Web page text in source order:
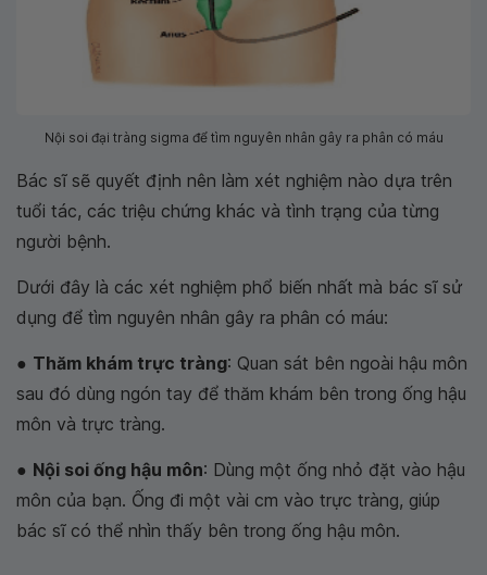
Nội soi đại tràng sigma để tìm nguyên nhân gây ra phân có máu
Bác sĩ sẽ quyết định nên làm xét nghiệm nào dựa trên
tuổi tác, các triệu chứng khác và tình trạng của từng
người bệnh.
Dưới đây là các xét nghiệm phổ biến nhất mà bác sĩ sử
dụng để tìm nguyên nhân gây ra phân có máu:
● Thăm khám trực tràng: Quan sát bên ngoài hậu môn
sau đó dùng ngón tay để thăm khám bên trong ống hậu
môn và trực tràng.
● Nội soi ống hậu môn: Dùng một ống nhỏ đặt vào hậu
môn của bạn. Ống đi một vài cm vào trực tràng, giúp
bác sĩ có thể nhìn thấy bên trong ống hậu môn.